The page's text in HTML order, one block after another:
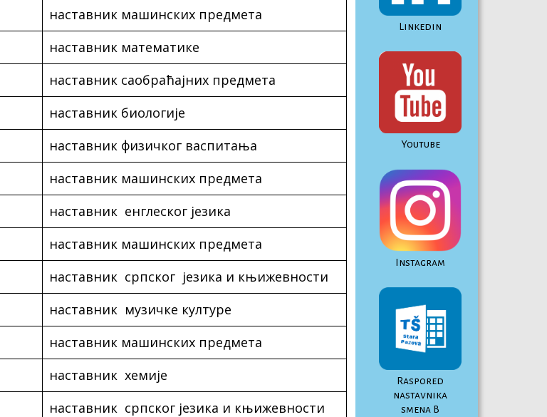
наставник машинских предмета
наставник математике
наставник саобраћајних предмета
наставник биологије
наставник физичког васпитања
наставник машинских предмета
наставник енглеског језика
наставник машинских предмета
наставник српског језика и књижевности
наставник музичке културе
наставник машинских предмета
наставник хемије
наставник српског језика и књижевности
Linkedin
Youtube
Instagram
Raspored
nastavnika
smena B